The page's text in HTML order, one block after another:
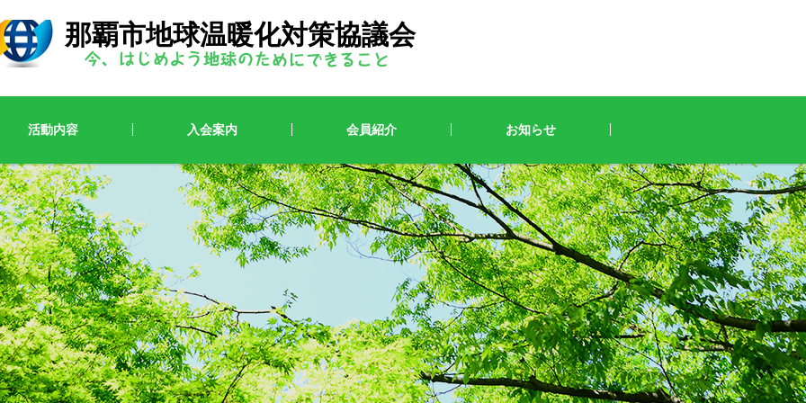
那覇市地球温暖化対策協議会
活動内容 入会案内 会員紹介 お知らせ